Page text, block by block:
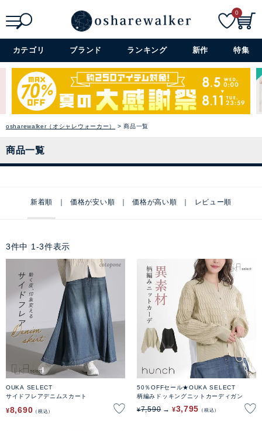
詳細検索+
0
カテゴリ ブランド ランキング 新作 特集
osharewalker（オシャレウォーカー） 商品一覧
商品一覧
新着順 価格が安い順 価格が高い順 レビュー順
3件中 1 -3件表示
OUKA SELECT
サイドフレアデニムスカート
¥8,690 税込
50％OFFセール★OUKA SELECT
柄編みドッキングニットカーディガン
¥7,590 ¥3,795 税込